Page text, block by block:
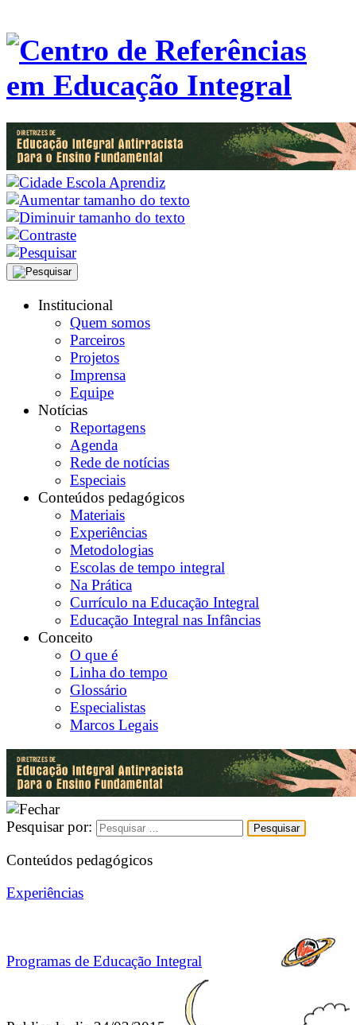
Institucional
Quem somos
Parceiros
Projetos
Imprensa
Equipe
Notícias
Reportagens
Agenda
Rede de notícias
Especiais
Conteúdos pedagógicos
Materiais
Experiências
Metodologias
Escolas de tempo integral
Na Prática
Currículo na Educação Integral
Educação Integral nas Infâncias
Conceito
O que é
Linha do tempo
Glossário
Especialistas
Marcos Legais
Pesquisar por:
Conteúdos pedagógicos
Experiências
Programas de Educação Integral